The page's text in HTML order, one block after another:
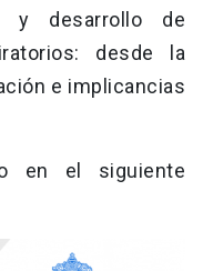
y desarrollo de
desde la
e implicancias
en el siguiente